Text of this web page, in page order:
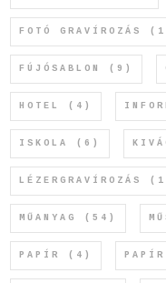
FOTÓ GRAVÍROZÁS
FÚJÓSABLON (9)
HOTEL (4)
ISKOLA (6)
LÉZERGRAVÍROZÁS
MŰANYAG (54)
PAPÍR (4)